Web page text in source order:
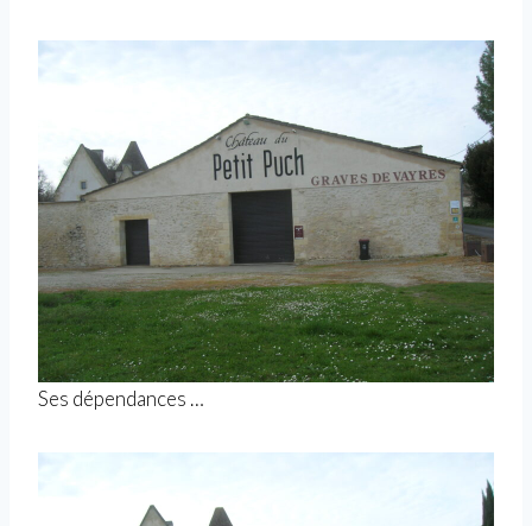
Ses dépendances …